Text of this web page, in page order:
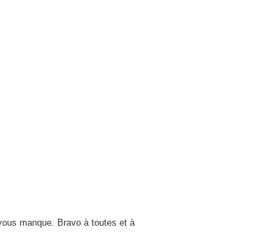
manque. Bravo à toutes et à